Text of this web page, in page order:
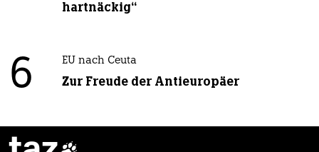
hartnäckig“
6 EU nach Ceuta
Zur Freude der Antieuropäer